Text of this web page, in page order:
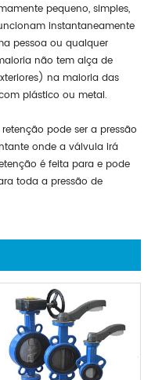
pequeno, simples,
instantaneamente
pessoa ou qualquer
não tem alça de
na maioria das
plástico ou metal.
pode ser a pressão
onde a válvula irá
é feita para e pode
toda a pressão de